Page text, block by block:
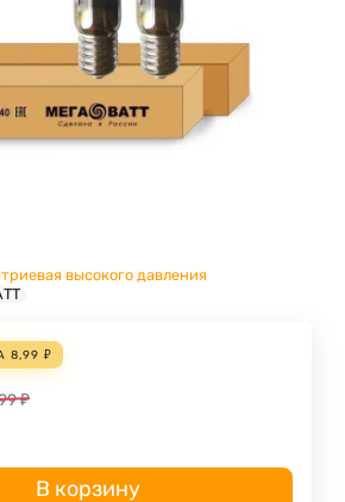
высокого давления
8,99 ₽
₽
В корзину